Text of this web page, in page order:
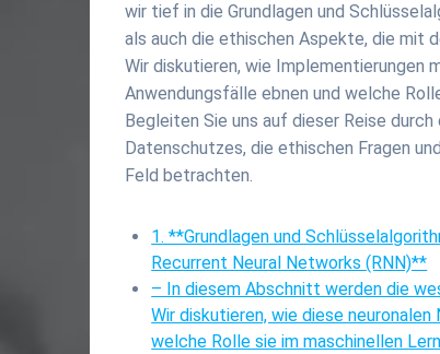
wir tief in die Grundlagen und
als auch die ethischen Aspekte, die mit
Wir diskutieren, wie Implementierungen
Anwendungsfälle ebnen und welche
Begleiten Sie uns auf dieser Reise
Datenschutzes, die ethischen Fragen
Feld betrachten.
1. **Grundlagen und
Recurrent Neural Networks (RNN)**
– In diesem Abschnitt werden die
Wir diskutieren, wie diese
welche Rolle sie im maschinellen